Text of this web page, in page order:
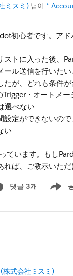
ミスミ) 님이 *
初心者です。アド
ストに入った後、
ール送信を行いた
が、どれも条件が
Trigger・オートメ
選べない
設定ができないの
い
ています。もし
ば、ご教示いただ
댓글 3개
Show
株式会社ミスミ)